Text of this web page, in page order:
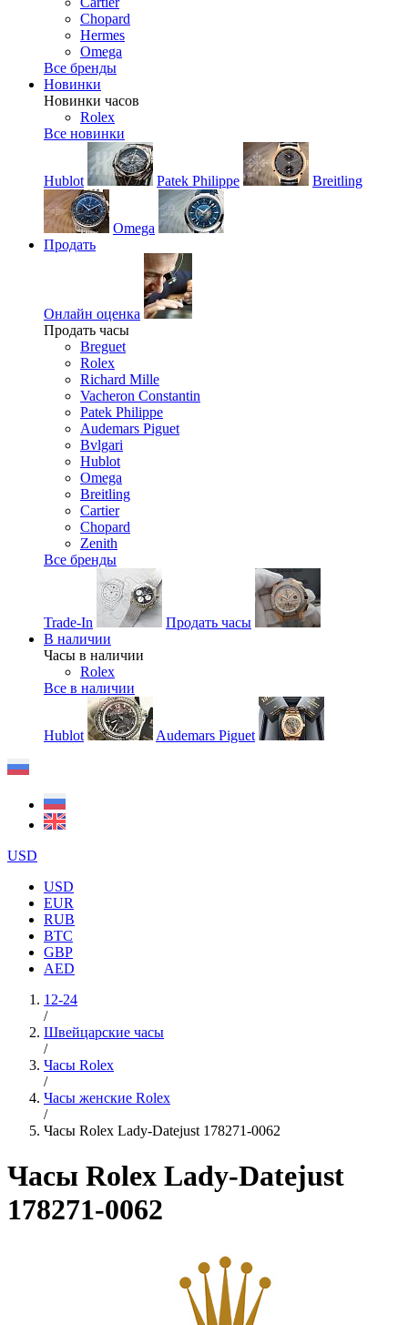
Chopard
Hermes
Omega
Все бренды
Новинки
Новинки часов
Rolex
Все новинки
Hublot Patek Philippe Breitling
Omega
Продать
Онлайн оценка
Продать часы
Breguet
Rolex
Richard Mille
Vacheron Constantin
Patek Philippe
Audemars Piguet
Bvlgari
Hublot
Omega
Breitling
Cartier
Chopard
Zenith
Все бренды
Trade-In
Продать часы
В наличии
Часы в наличии
Rolex
Все в наличии
Hublot Audemars Piguet
USD
USD
EUR
RUB
BTC
GBP
AED
12-24
/
Швейцарские часы
/
Часы Rolex
/
Часы женские Rolex
/
Часы Rolex Lady-Datejust 178271-0062
Часы Rolex Lady-Datejust
178271-0062